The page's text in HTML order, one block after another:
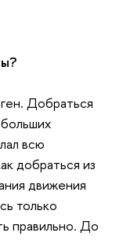
Добраться
всю
добраться из
движения
только
правильно. До